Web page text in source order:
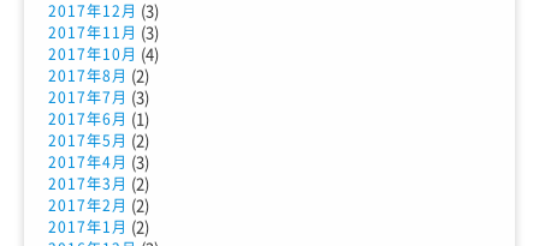
2017年12月 (3)
2017年11月 (3)
2017年10月 (4)
2017年8月 (2)
2017年7月 (3)
2017年6月 (1)
2017年5月 (2)
2017年4月 (3)
2017年3月 (2)
2017年2月 (2)
2017年1月 (2)